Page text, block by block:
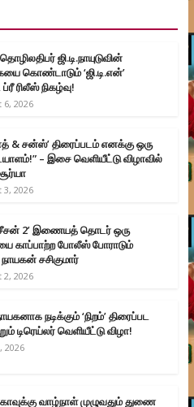
தொழிலதிபர் ஜி.டி.நாயுடுவின்
கொண்டாடும் ‘ஜி.டி.என்’
ரிலீஸ் நிகழ்வு!
6, 2026
& சன்ஸ்’ திரைப்படம் எனக்கு ஒரு
– இசை வெளியீட்டு விழாவில்
3, 2026
சீசன் 2’ இணையத் தொடர் ஒரு
காப்பாற்ற போலீஸ் போராடும்
சசிகுமார்
2, 2026
நடிக்கும் ‘நிறம்’ திரைப்பட
டிரெய்லர் வெளியீட்டு விழா!
2026
வாழ்நாள் முழுவதும் துணை